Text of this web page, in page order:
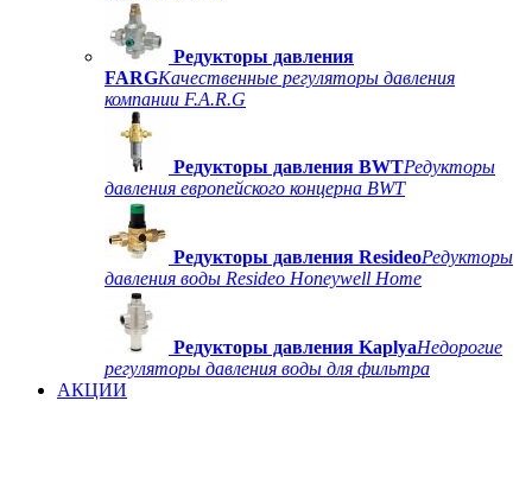
Редукторы давления
FARGКачественные регуляторы давления
компании F.A.R.G
Редукторы давления BWTРедукторы
давления европейского концерна BWT
Редукторы давления ResideoРедукторы
давления воды Resideo Honeywell Home
Редукторы давления KaplyaНедорогие
регуляторы давления воды для фильтра
АКЦИИ